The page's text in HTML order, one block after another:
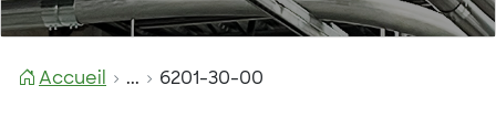
Accueil ... 6201-30-00